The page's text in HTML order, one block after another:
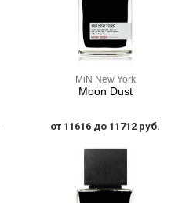
MiN New York
Moon Dust
от 11616 до 11712 руб.